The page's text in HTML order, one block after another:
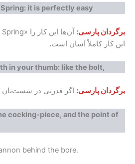
it is perfectly easy
برگردان پارسی:
این کار کاملاً آسان است.
in your thumb: like the bolt,
برگردان پارسی: اگر قدرتی در شست‌تان
cocking-piece, and the point of
behind the bore.